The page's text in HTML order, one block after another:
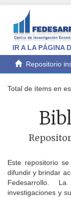
IR A LA PÁGINA
Repositorio
Total de ítems en
Este repositorio
difundir y brindar
Fedesarrollo.
investigaciones y